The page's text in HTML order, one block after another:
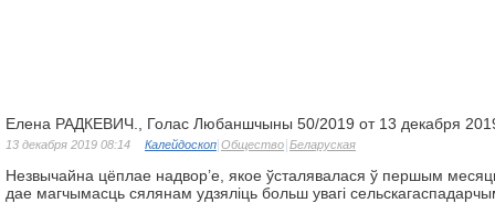
Елена РАДКЕВИЧ., Голас Любаншчыны 50/2019 от 13 декабря
13 декабря 2019 08:14 Калейдоскоп Общество Беларуская
Незвычайна цёплае надвор’е, якое ўсталявалася ў першым
дае магчымасць сялянам удзяліць больш увагі